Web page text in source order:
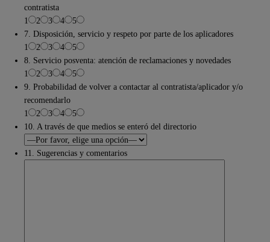
contratista
1
2 3 4
5
7. Disposición, servicio y respeto por parte de los aplicadores
1
2 3 4
5
8. Servicio posventa: atención de reclamaciones y novedades
1
2 3 4
5
9. Probabilidad de volver a contactar al contratista/aplicador y/o
recomendarlo
1
2 3 4
5
10. A través de que medios se enteró del directorio
11. Sugerencias y comentarios